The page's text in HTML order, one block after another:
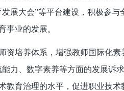
展大会”等平台建设，积极参
事业的发展。
资培养体系，增强教师国际化
力、数字素养等方面的发展诉
教育治理的水平，促进职业技术